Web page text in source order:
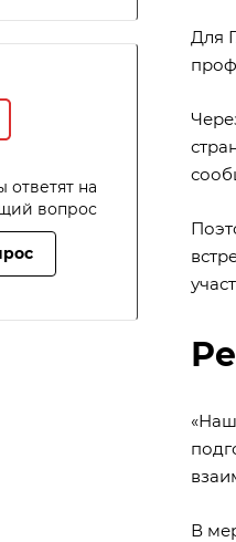
Для
В
на
вопрос